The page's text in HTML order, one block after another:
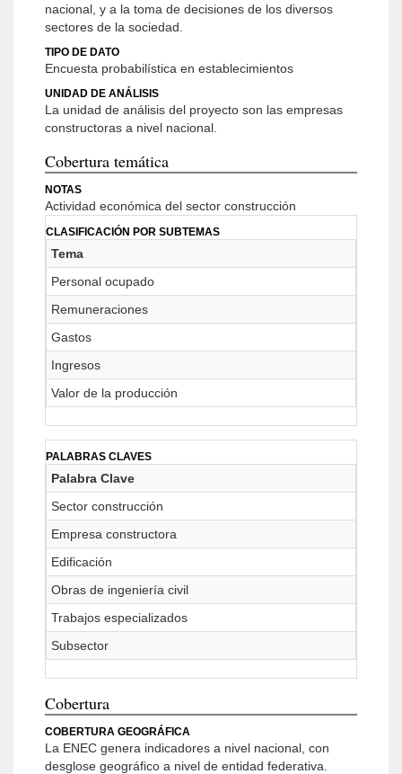
nacional, y a la toma de decisiones de los diversos
sectores de la sociedad.
TIPO DE DATO
Encuesta probabilística en establecimientos
UNIDAD DE ANÁLISIS
La unidad de análisis del proyecto son las empresas
constructoras a nivel nacional.
Cobertura temática
NOTAS
Actividad económica del sector construcción
CLASIFICACIÓN POR SUBTEMAS
Tema
Personal ocupado
Remuneraciones
Gastos
Ingresos
Valor de la producción
PALABRAS CLAVES
Palabra Clave
Sector construcción
Empresa constructora
Edificación
Obras de ingeniería civil
Trabajos especializados
Subsector
Cobertura
COBERTURA GEOGRÁFICA
La ENEC genera indicadores a nivel nacional, con
desglose geográfico a nivel de entidad federativa.